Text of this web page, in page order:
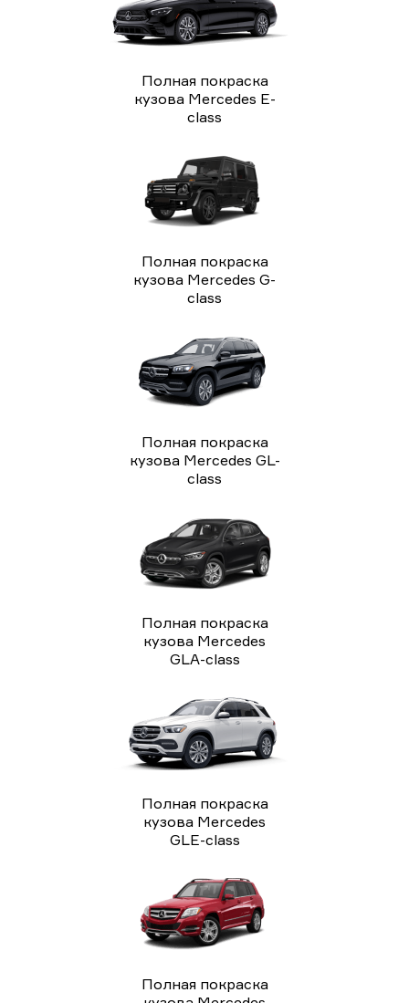
Полная покраска
кузова Mercedes E-
class
Полная покраска
кузова Mercedes G-
class
Полная покраска
кузова Mercedes GL-
class
Полная покраска
кузова Mercedes
GLA-class
Полная покраска
кузова Mercedes
GLE-class
Полная покраска